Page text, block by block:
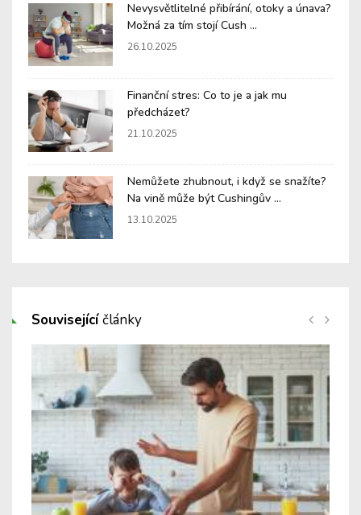
Nevysvětlitelné přibírání, otoky a únava?
Možná za tím stojí Cush ...
26.10.2025
Finanční stres: Co to je a jak mu
předcházet?
21.10.2025
Nemůžete zhubnout, i když se snažíte?
Na vině může být Cushingův ...
13.10.2025
Souvisejícíčlánky